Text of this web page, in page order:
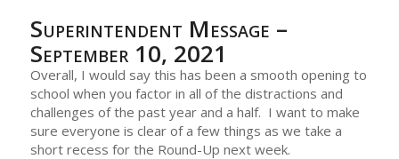
Superintendent Message –
September 10, 2021
Overall, I would say this has been a smooth opening to
school when you factor in all of the distractions and
challenges of the past year and a half. I want to make
sure everyone is clear of a few things as we take a
short recess for the Round-Up next week.